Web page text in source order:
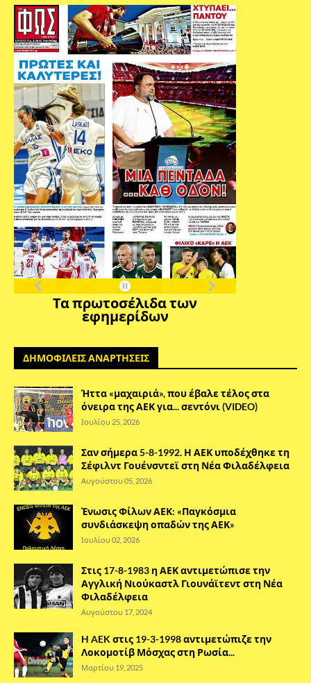
Τα πρωτοσέλιδα των
εφημερίδων
ΔΗΜΟΦΙΛΕΙΣ ΑΝΑΡΤΗΣΕΙΣ
Ήττα «μαχαιριά», που έβαλε τέλος στα
όνειρα της ΑΕΚ για... σεντόνι (VIDEO)
Ιουλίου 25, 2026
Σαν σήμερα 5-8-1992. Η ΑΕΚ υποδέχθηκε τη
Σέφιλντ Γουένσντεϊ στη Νέα Φιλαδέλφεια
Αυγούστου 05, 2026
Ένωσις Φίλων ΑΕΚ: «Παγκόσμια
συνδιάσκεψη οπαδών της ΑΕΚ»
Ιουλίου 02, 2026
Στις 17-8-1983 η ΑΕΚ αντιμετώπισε την
Αγγλική Νιούκαστλ Γιουνάϊτεντ στη Νέα
Φιλαδέλφεια
Αυγούστου 17, 2024
H AEK στις 19-3-1998 αντιμετώπιζε την
Λοκομοτίβ Μόσχας στη Ρωσία...
Μαρτίου 19, 2025